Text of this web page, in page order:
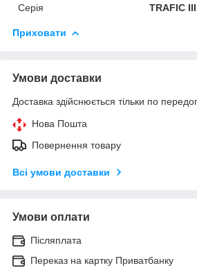
Серія
TRAFIC III
Приховати
Умови доставки
Доставка здійснюється тільки по
Нова Пошта
Повернення товару
Всі умови доставки
Умови оплати
Післяплата
Переказ на картку Приватбанку